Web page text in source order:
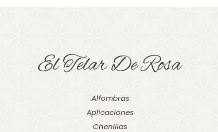
El Telar De Rosa
Alfombras
Aplicaciones
Chenillas